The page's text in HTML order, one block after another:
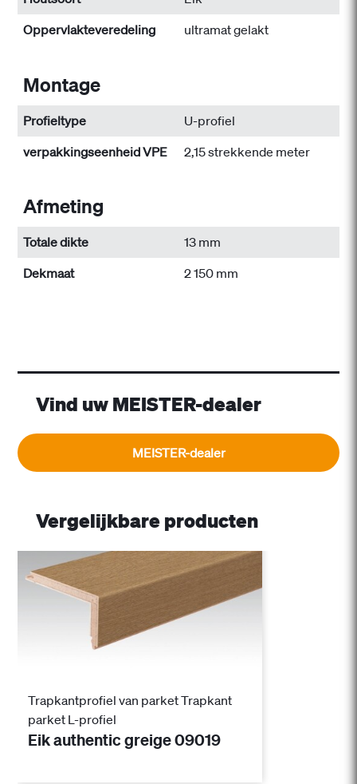
Oppervlakteveredeling
ultramat gelakt
Montage
Profieltype
U-profiel
verpakkingseenheid VPE
2,15 strekkende meter
Afmeting
Totale dikte
13 mm
Dekmaat
2 150 mm
Vind uw MEISTER-dealer
MEISTER-dealer
Vergelijkbare producten
Trapkantprofiel van parket Trapkant
parket L-profiel
Eik authentic greige 09019